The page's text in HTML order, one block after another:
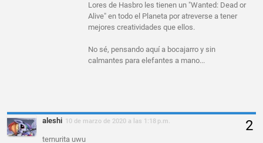
Lores de Hasbro les tienen un "Wanted: Dead or
Alive" en todo el Planeta por atreverse a tener
mejores creatividades que ellos.
No sé, pensando aquí a bocajarro y sin
calmantes para elefantes a mano...
aleshi 10 de marzo de 2020 a las 1:18 p.m.
ternurita uwu